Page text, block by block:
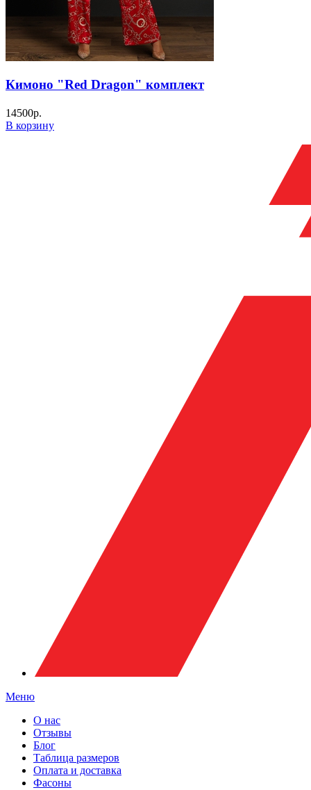
Кимоно "Red Dragon" комплект
14500р.
В корзину
Меню
О нас
Отзывы
Блог
Таблица размеров
Оплата и доставка
Фасоны